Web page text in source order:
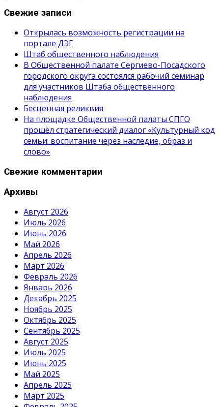
Свежие записи
Открылась возможность регистрации на
портале ДЭГ
Штаб общественного наблюдения
В Общественной палате Сергиево-Посадского
городского округа состоялся рабочий семинар
для участников Штаба общественного
наблюдения
Бесценная реликвия
На площадке Общественной палаты СПГО
прошёл стратегический диалог «Культурный код
семьи: воспитание через наследие, образ и
слово»
Свежие комментарии
Архивы
Август 2026
Июль 2026
Июнь 2026
Май 2026
Апрель 2026
Март 2026
Февраль 2026
Январь 2026
Декабрь 2025
Ноябрь 2025
Октябрь 2025
Сентябрь 2025
Август 2025
Июль 2025
Июнь 2025
Май 2025
Апрель 2025
Март 2025